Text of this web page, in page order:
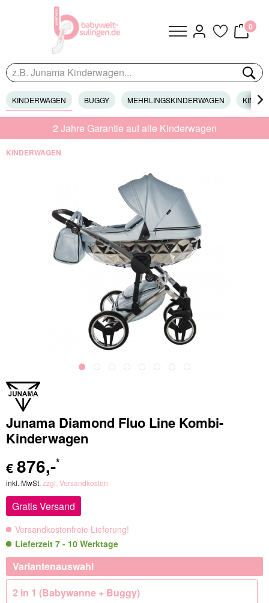
0
KINDERWAGEN BUGGY MEHRLINGSKINDERWAGEN 
2 Jahre Garantie auf alle Kinderwagen
KINDERWAGEN
Junama Diamond Fluo Line Kombi-
Kinderwagen
€ 876,-*
inkl. MwSt. zzgl. Versandkosten
Gratis Versand
Versandkostenfreie Lieferung!
Lieferzeit 7 - 10 Werktage
Variantenauswahl
2 in 1 (Babywanne + Buggy)